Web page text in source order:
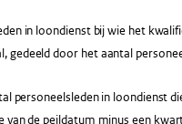
in loondienst bij wie het
gedeeld door het aantal
personeelsleden in loondienst
van de peildatum minus een